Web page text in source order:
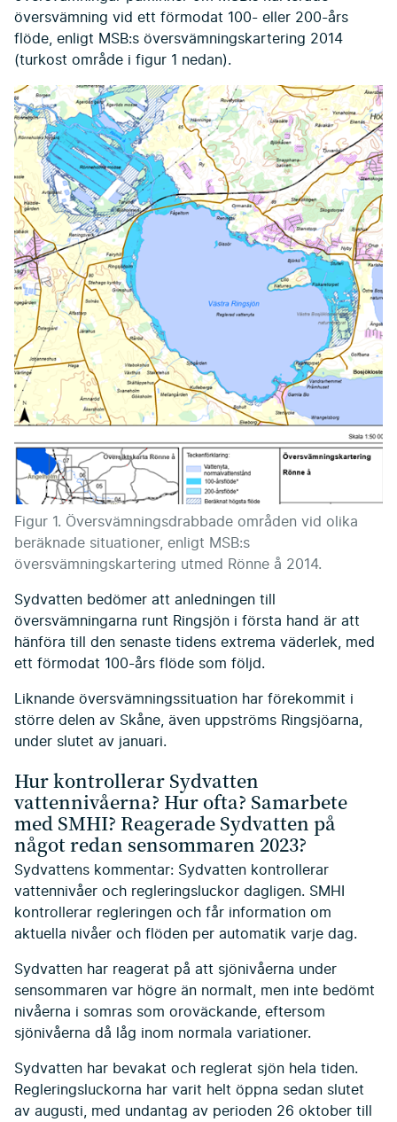
översvämning vid ett förmodat 100- eller 200-års
flöde, enligt MSB:s översvämningskartering 2014
(turkost område i figur 1 nedan).
Figur 1. Översvämningsdrabbade områden vid olika
beräknade situationer, enligt MSB:s
översvämningskartering utmed Rönne å 2014.
Sydvatten bedömer att anledningen till
översvämningarna runt Ringsjön i första hand är att
hänföra till den senaste tidens extrema väderlek, med
ett förmodat 100-års flöde som följd.
Liknande översvämningssituation har förekommit i
större delen av Skåne, även uppströms Ringsjöarna,
under slutet av januari.
Hur kontrollerar Sydvatten
vattennivåerna? Hur ofta? Samarbete
med SMHI? Reagerade Sydvatten på
något redan sensommaren 2023?
Sydvattens kommentar: Sydvatten kontrollerar
vattennivåer och regleringsluckor dagligen. SMHI
kontrollerar regleringen och får information om
aktuella nivåer och flöden per automatik varje dag.
Sydvatten har reagerat på att sjönivåerna under
sensommaren var högre än normalt, men inte bedömt
nivåerna i somras som oroväckande, eftersom
sjönivåerna då låg inom normala variationer.
Sydvatten har bevakat och reglerat sjön hela tiden.
Regleringsluckorna har varit helt öppna sedan slutet
av augusti, med undantag av perioden 26 oktober till